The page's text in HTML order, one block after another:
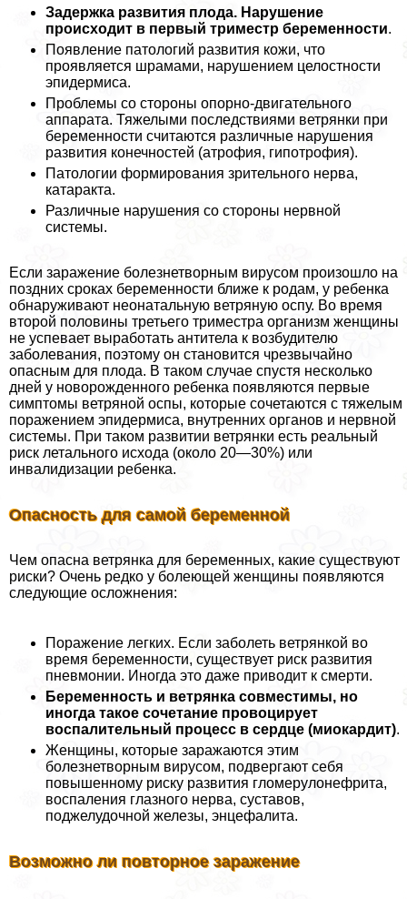
Задержка развития плода. Нарушение
происходит в первый триместр беременности.
Появление патологий развития кожи, что
проявляется шрамами, нарушением целостности
эпидермиса.
Проблемы со стороны опopно-двигательного
аппарата. Тяжелыми последствиями ветрянки при
беременности считаются различные нарушения
развития конечностей (атрофия, гипотрофия).
Патологии формирования зрительного нерва,
катаpaкта.
Различные нарушения со стороны нервной
системы.
Если заражение болезнетворным вирусом произошло на
поздних сроках беременности ближе к родам, у ребенка
обнаруживают неонатальную ветряную оспу. Во время
второй половины третьего триместра организм женщины
не успевает выработать антитела к возбудителю
заболевания, поэтому он становится чрезвычайно
опасным для плода. В таком случае спустя несколько
дней у новорожденного ребенка появляются первые
симптомы ветряной оспы, которые сочетаются с тяжелым
поражением эпидермиса, внутренних органов и нервной
системы. При таком развитии ветрянки есть реальный
риск летального исхода (около 20—30%) или
инвалидизации ребенка.
Опасность для самой беременной
Чем опасна ветрянка для беременных, какие существуют
риски? Очень редко у болеющей женщины появляются
следующие осложнения:
Поражение легких. Если заболеть ветрянкой во
время беременности, существует риск развития
пневмонии. Иногда это даже приводит к cмepти.
Беременность и ветрянка совместимы, но
иногда такое сочетание провоцирует
воспалительный процесс в сердце (миокардит).
Женщины, которые заражаются этим
болезнетворным вирусом, подвергают себя
повышенному риску развития гломерулонефрита,
воспаления глазного нерва, суставов,
поджелудочной железы, энцефалита.
Возможно ли повторное заражение